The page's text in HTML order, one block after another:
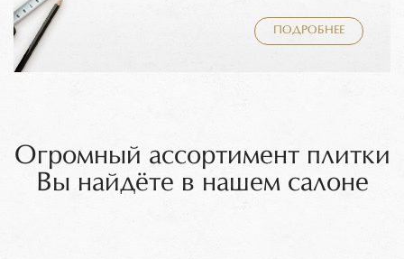
ПОДРОБНЕЕ
Огромный ассортимент плитки
Вы найдёте в нашем салоне